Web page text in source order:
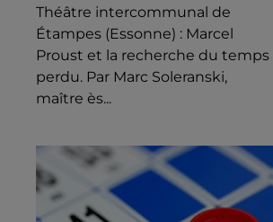
Théâtre intercommunal de
Étampes (Essonne) : Marcel
Proust et la recherche du temps
perdu. Par Marc Soleranski,
maître ès...